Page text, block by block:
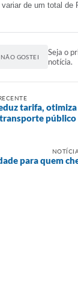
de um total de
NÃO GOSTEI
Seja o
notícia.
tarifa, otimiza
para quem